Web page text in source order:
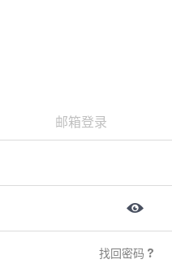
邮箱登录
找回密码